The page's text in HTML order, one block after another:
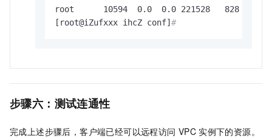
root      10594  0.0  0.0 221528   828 pts/
[root@iZufxxx ihcZ conf] #
步骤六：测试连通性
完成上述步骤后，客户端已经可以远程访问 VPC 实例下的资源。